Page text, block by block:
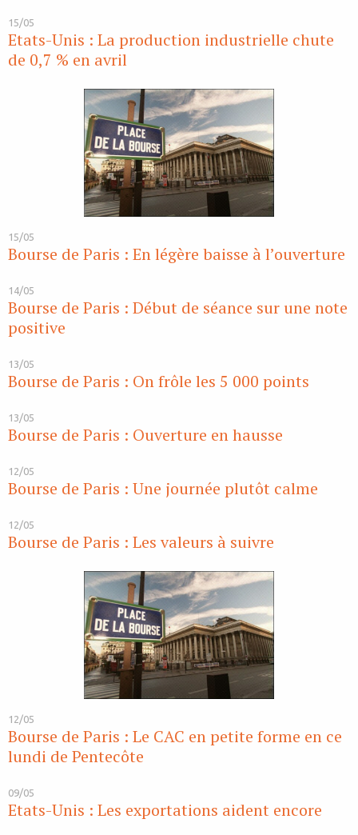
15/05
Etats-Unis : La production industrielle chute
de 0,7 % en avril
15/05
Bourse de Paris : En légère baisse à l’ouverture
14/05
Bourse de Paris : Début de séance sur une note
positive
13/05
Bourse de Paris : On frôle les 5 000 points
13/05
Bourse de Paris : Ouverture en hausse
12/05
Bourse de Paris : Une journée plutôt calme
12/05
Bourse de Paris : Les valeurs à suivre
12/05
Bourse de Paris : Le CAC en petite forme en ce
lundi de Pentecôte
09/05
Etats-Unis : Les exportations aident encore